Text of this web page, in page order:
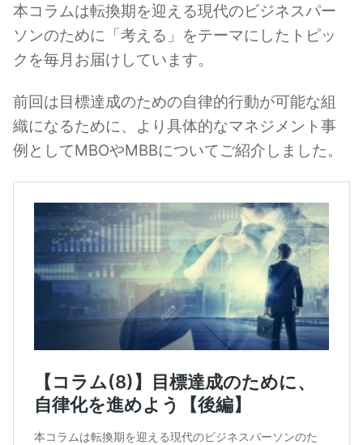
本コラムは転換期を迎える現代のビジネスパー
ソンのために「考える」をテーマにしたトピッ
クを毎月お届けしています。
前回は目標達成のための自律的行動が可能な組
織になるために、より具体的なマネジメント事
例としてMBOやMBBについてご紹介しました。